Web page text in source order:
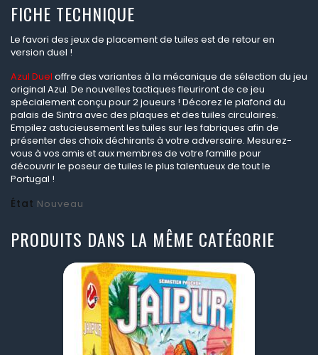
FICHE TECHNIQUE
Le favori des jeux de placement de tuiles est de retour en
version duel !
Azul Duel offre des variantes à la mécanique de sélection du jeu
original Azul. De nouvelles tactiques fleuriront de ce jeu
spécialement conçu pour 2 joueurs ! Décorez le plafond du
palais de Sintra avec des plaques et des tuiles circulaires.
Empilez astucieusement les tuiles sur les fabriques afin de
présenter des choix déchirants à votre adversaire. Mesurez-
vous à vos amis et aux membres de votre famille pour
découvrir le poseur de tuiles le plus talentueux de tout le
Portugal !
État Nouveau
PRODUITS DANS LA MÊME CATÉGORIE